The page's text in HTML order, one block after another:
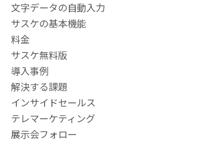
文字データの自動入力
サスケの基本機能
料金
サスケ無料版
導入事例
解決する課題
インサイドセールス
テレマーケティング
展示会フォロー